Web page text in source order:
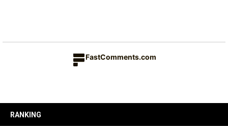
FastComments.com
RANKING